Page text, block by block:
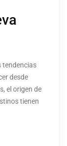
tendencias
desde
el origen de
tienen